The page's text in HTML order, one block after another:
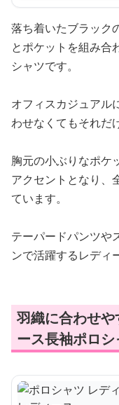
落ち着いたブラック
とポケットを組み合
シャツです。
オフィスカジュアル
わせなくてもそれだ
胸元の小ぶりなポケ
アクセントとなり、
ています。
テーパードパンツや
ンで活躍するレディ
羽織に合わせ
ース長袖ポロシ